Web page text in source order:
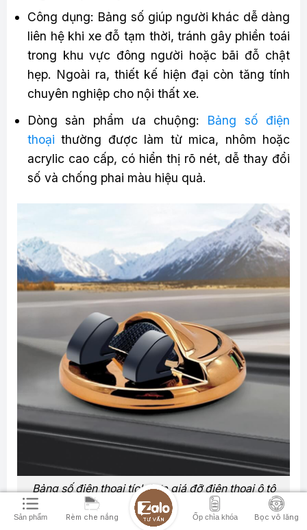
Công dụng: Bảng số giúp người khác dễ dàng
liên hệ khi xe đỗ tạm thời, tránh gây phiền toái
trong khu vực đông người hoặc bãi đỗ chật
hẹp. Ngoài ra, thiết kế hiện đại còn tăng tính
chuyên nghiệp cho nội thất xe.
Dòng sản phẩm ưa chuộng: Bảng số điện
thoại thường được làm từ mica, nhôm hoặc
acrylic cao cấp, có hiển thị rõ nét, dễ thay đổi
số và chống phai màu hiệu quả.
Bảng số điện thoại tích hợp giá đỡ điện thoại ô tô
màu vàng
Sản phẩm Rèm che nắng Ốp chìa khóa Bọc vô lăng